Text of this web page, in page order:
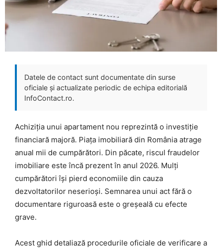
Datele de contact sunt documentate din surse
oficiale și actualizate periodic de echipa editorială
InfoContact.ro.
Achiziția unui apartament nou reprezintă o investiție
financiară majoră. Piața imobiliară din România atrage
anual mii de cumpărători. Din păcate, riscul fraudelor
imobiliare este încă prezent în anul 2026. Mulți
cumpărători își pierd economiile din cauza
dezvoltatorilor neserioși. Semnarea unui act fără o
documentare riguroasă este o greșeală cu efecte
grave.
Acest ghid detaliază procedurile oficiale de verificare a